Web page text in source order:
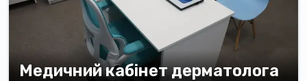
Медичний кабінет дерматолога